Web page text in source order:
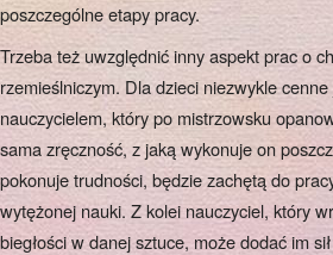
poszczególne etapy pracy.
Trzeba też uwzględnić inny aspekt prac o
rzemieślniczym. Dla dzieci niezwykle
nauczycielem, który po mistrzowsku
sama zręczność, z jaką wykonuje on
pokonuje trudności, będzie zachętą do
wytężonej nauki. Z kolei nauczyciel, który
biegłości w danej sztuce, może dodać im